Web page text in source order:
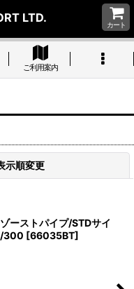
LTD.
カート
ご利用案内
示順変更
ストパイプ/STDサイ
300 [66035BT]